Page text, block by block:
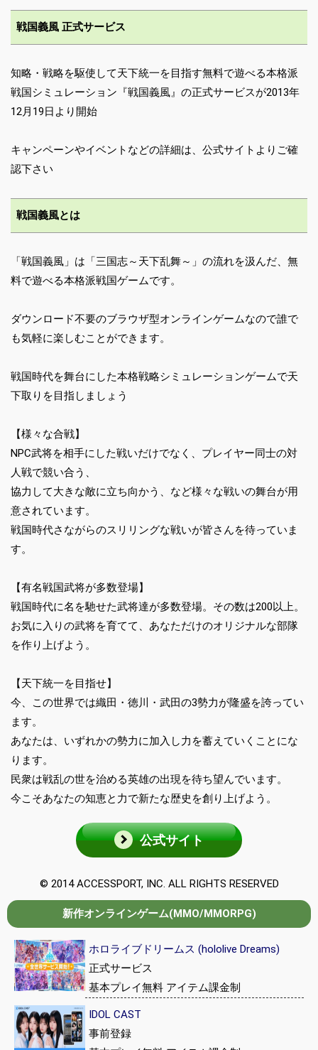
戦国義風 正式サービス
知略・戦略を駆使して天下統一を目指す無料で遊べる本格派
戦国シミュレーション『戦国義風』の正式サービスが2013年
12月19日より開始
キャンペーンやイベントなどの詳細は、公式サイトよりご確
認下さい
戦国義風とは
「戦国義風」は「三国志～天下乱舞～」の流れを汲んだ、無
料で遊べる本格派戦国ゲームです。
ダウンロード不要のブラウザ型オンラインゲームなので誰で
も気軽に楽しむことができます。
戦国時代を舞台にした本格戦略シミュレーションゲームで天
下取りを目指しましょう
【様々な合戦】
NPC武将を相手にした戦いだけでなく、プレイヤー同士の対
人戦で競い合う、
協力して大きな敵に立ち向かう、など様々な戦いの舞台が用
意されています。
戦国時代さながらのスリリングな戦いが皆さんを待っていま
す。
【有名戦国武将が多数登場】
戦国時代に名を馳せた武将達が多数登場。その数は200以上。
お気に入りの武将を育てて、あなただけのオリジナルな部隊
を作り上げよう。
【天下統一を目指せ】
今、この世界では織田・徳川・武田の3勢力が隆盛を誇ってい
ます。
あなたは、いずれかの勢力に加入し力を蓄えていくことにな
ります。
民衆は戦乱の世を治める英雄の出現を待ち望んでいます。
今こそあなたの知恵と力で新たな歴史を創り上げよう。
公式サイト
© 2014 ACCESSPORT, INC. ALL RIGHTS RESERVED
新作オンラインゲーム(MMO/MMORPG)
ホロライブドリームス (hololive Dreams)
正式サービス
基本プレイ無料 アイテム課金制
IDOL CAST
事前登録